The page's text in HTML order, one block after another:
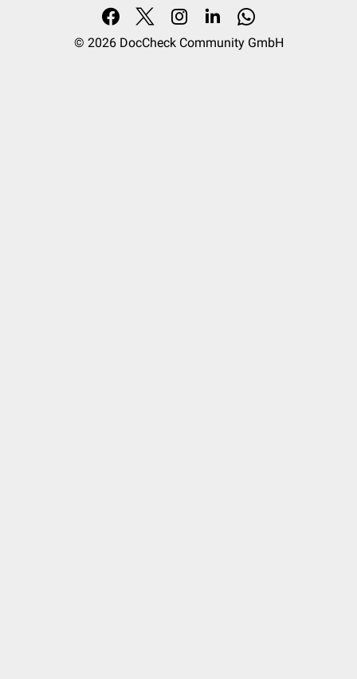
© 2026 DocCheck Community GmbH